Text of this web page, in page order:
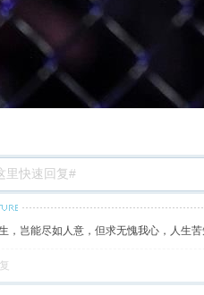
，岂能尽如人意，但求无愧我心，人生